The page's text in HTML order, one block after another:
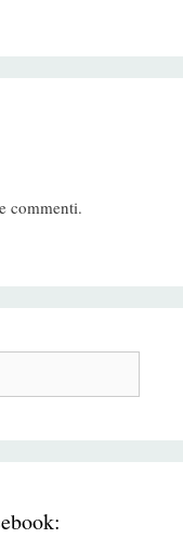
commenti.